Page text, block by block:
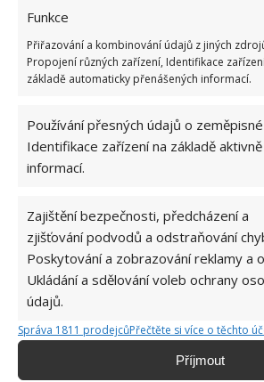
Funkce
Přiřazování a kombinování údajů z jiných
Propojení různých zařízení, Identifikace
základě automaticky přenášených informací.
Používání přesných údajů o
Identifikace zařízení na základě
informací.
Zajištění bezpečnosti, předcházení a
zjišťování podvodů a odstraňování
Poskytování a zobrazování reklamy a
Ukládání a sdělování voleb ochrany
údajů.
Správa 1811 prodejcůPřečtěte si více o těchto
Příjmout
ELEKTRICKÉ VEDENÍ SOUSEDÉ
VĚTVE